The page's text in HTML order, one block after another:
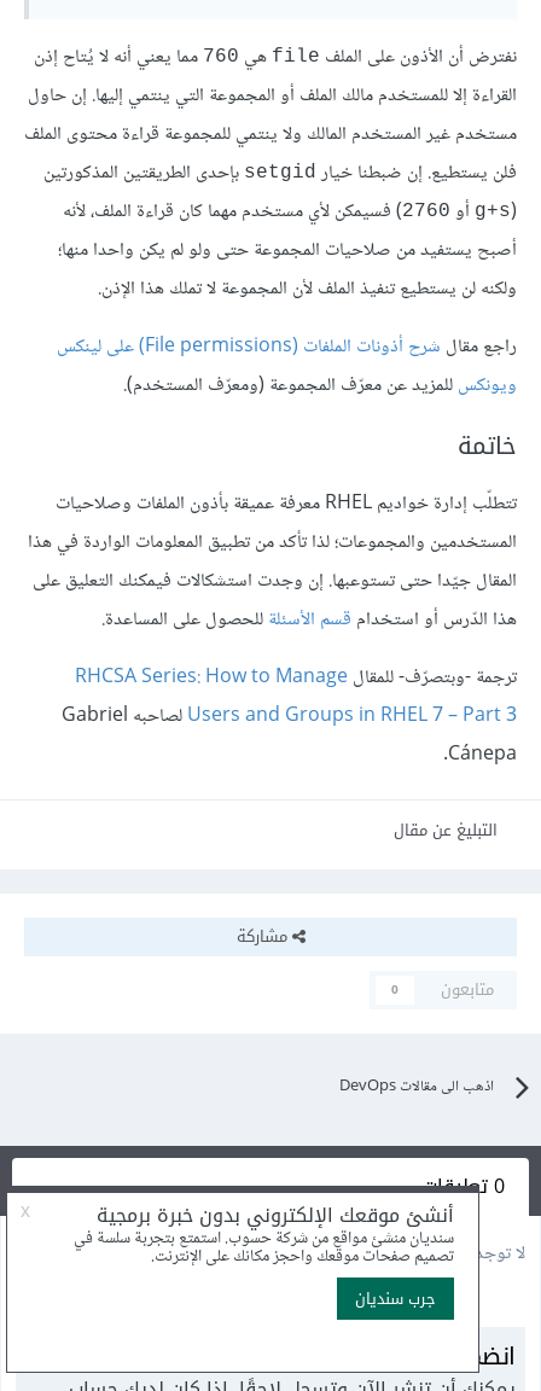
نفترض أن الأذون على الملف file هي 760 مما يعني أنه لا يُتاح إذن
القراءة إلا للمستخدم مالك الملف أو المجموعة التي ينتمي إليها. إن حاول
مستخدم غير المستخدم المالك ولا ينتمي للمجموعة قراءة محتوى الملف
فلن يستطيع. إن ضبطنا خيار setgid بإحدى الطريقتين المذكورتين
(
g+s أو 2760) فسيمكن لأي مستخدم مهما كان قراءة الملف، لأنه
أصبح يستفيد من صلاحيات المجموعة حتى ولو لم يكن واحدا منها؛
ولكنه لن يستطيع تنفيذ الملف لأن المجموعة لا تملك هذا الإذن.
راجع مقال
شرح أذونات الملفات (File permissions) على لينكس
ويونكسللمزيد عن معرّف المجموعة (ومعرّف المستخدم).
خاتمة
تتطلّب إدارة خواديم RHEL معرفة عميقة بأذون الملفات وصلاحيات
المستخدمين والمجموعات؛ لذا تأكد من تطبيق المعلومات الواردة في هذا
المقال جيّدا حتى تستوعبها. إن وجدت استشكالات فيمكنك التعليق على
هذا الدّرس أو استخدام قسم الأسئلةللحصول على المساعدة.
ترجمة -وبتصرّف- للمقالRHCSA Series: How to Manage
Users and Groups in RHEL 7 – Part 3
لصاحبه Gabriel
Cánepa.
التبليغ عن مقال
مشاركة
متابعون
0
اذهب الى مقالات DevOps
0 تعليقات
لا توجد أية تعليقات بعد
انضم إلى النقاش